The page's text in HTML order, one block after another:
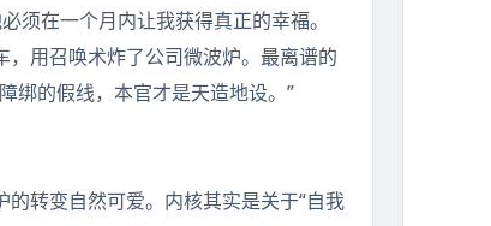
须在一个月内让我获得真正的幸福。
用召唤术炸了公司微波炉。最离谱的
绑的假线，本官才是天造地设。”
转变自然可爱。内核其实是关于“自我